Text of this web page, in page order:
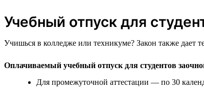
Учебный отпуск для
Учишься в колледже или техникуме? Закон также дает
Оплачиваемый учебный отпуск для студентов
Для промежуточной аттестации — по 30